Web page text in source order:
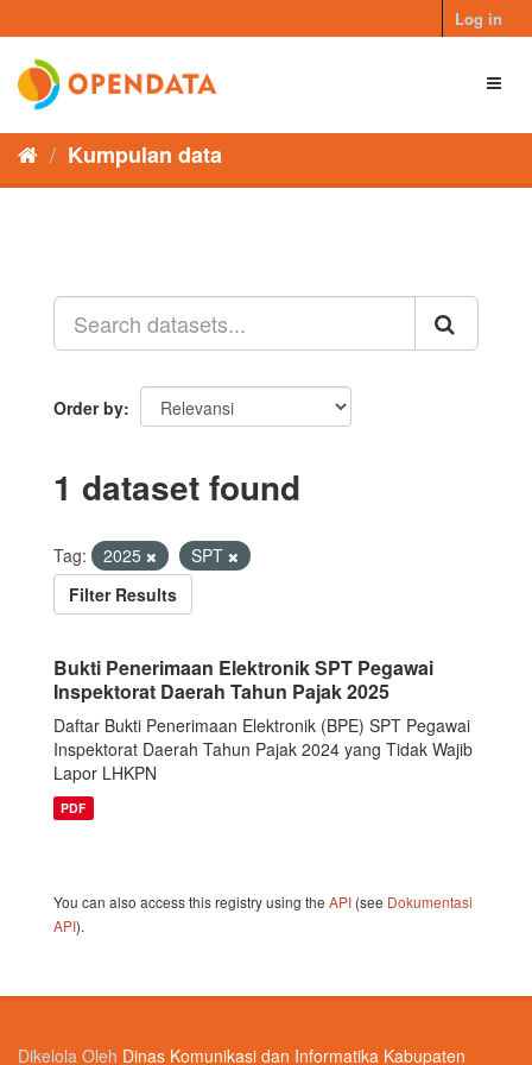
to
content
Log in
Kumpulan data
Order by
1 dataset found
Tag: 2025
SPT
Filter Results
Bukti Penerimaan Elektronik SPT Pegawai
Inspektorat Daerah Tahun Pajak 2025
Daftar Bukti Penerimaan Elektronik (BPE) SPT Pegawai
Inspektorat Daerah Tahun Pajak 2024 yang Tidak Wajib
Lapor LHKPN
PDF
You can also access this registry using the API (see Dokumentasi
API).
Dikelola Oleh Dinas Komunikasi dan Informatika Kabupaten